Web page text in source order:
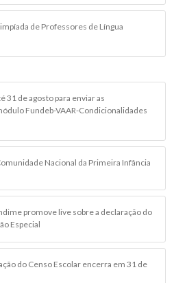
de Professores de Língua
31 de agosto para enviar as
Fundeb-VAAR-Condicionalidades
Nacional da Primeira Infância
promove live sobre a declaração do
Especial
do Censo Escolar encerra em 31 de